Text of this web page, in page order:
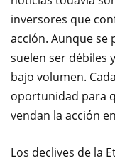
inversores que
acción. Aunque se
suelen ser débiles
bajo volumen.
oportunidad para
vendan la acción
Los declives de la